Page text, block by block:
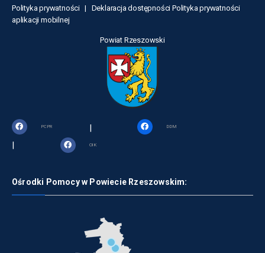
Polityka prywatności | Deklaracja dostępności Polityka prywatności
aplikacji mobilnej
Powiat Rzeszowski
PCPR | DDM
| OIK
Ośrodki Pomocy w Powiecie Rzeszowskim: